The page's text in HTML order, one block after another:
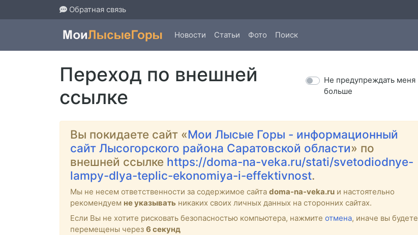
Обратная связь
Новости Статьи Фото Поиск
Переход по внешней
ссылке
Не предупреждать меня
больше
Вы покидаете сайт «Мои Лысые Горы - информационный
сайт Лысогорского района Саратовской области» по
внешней ссылке https://doma-na-veka.ru/stati/svetodiodnye-
lampy-dlya-teplic-ekonomiya-i-effektivnost.
Мы не несем ответственности за содержимое сайта doma-na-veka.ru и настоятельно
рекомендуем не указывать никаких своих личных данных на сторонних сайтах.
Если Вы не хотите рисковать безопасностью компьютера, нажмите отмена, иначе вы будете
перемещены через 5 секунд